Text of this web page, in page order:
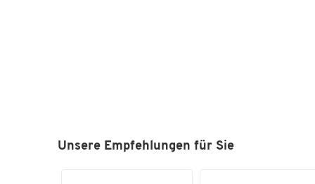
Unsere Empfehlungen für Sie